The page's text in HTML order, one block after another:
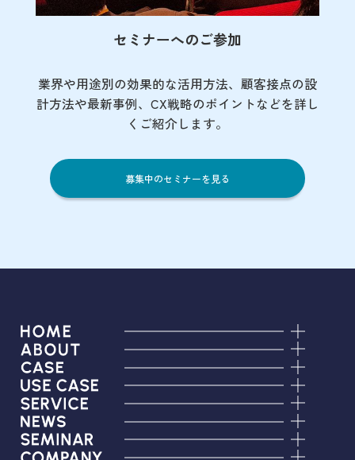
セミナーへのご参加
業界や用途別の効果的な活用方法、顧客接点の設
計方法や最新事例、CX戦略のポイントなどを詳し
くご紹介します。
募集中のセミナーを見る